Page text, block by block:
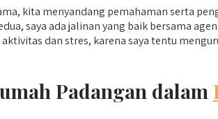
kita menyandang pemahaman serta
saya ada jalinan yang baik bersama
dan stres, karena saya tentu
Padangan dalam